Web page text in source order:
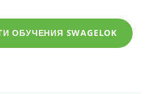
ОБУЧЕНИЯ SWAGELOK